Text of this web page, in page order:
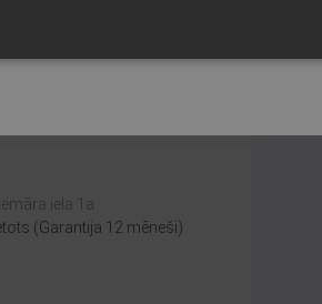
iela 1a
(Garantija 12 mēneši)